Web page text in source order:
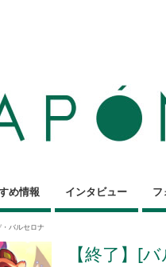
め情報 インタビュー フ
バルセロナ
【終了】[